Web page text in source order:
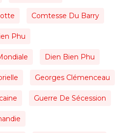
Comtesse Du Barry
Phu
Dien Bien Phu
Georges Clémenceau
Guerre De Sécession